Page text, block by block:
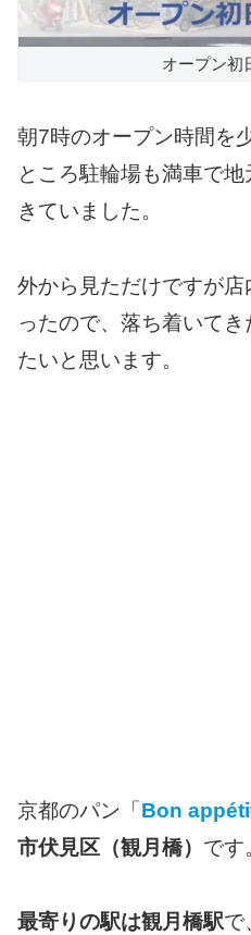
オープン初
朝7時のオープン時間を
ところ駐輪場も満車で
きていました。
外から見ただけですが
ったので、落ち着いて
たいと思います。
京都のパン「 Bon
市伏見区（観月橋） です
最寄りの駅は観月橋駅で